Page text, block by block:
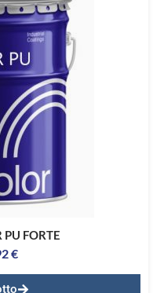
FORTE
€